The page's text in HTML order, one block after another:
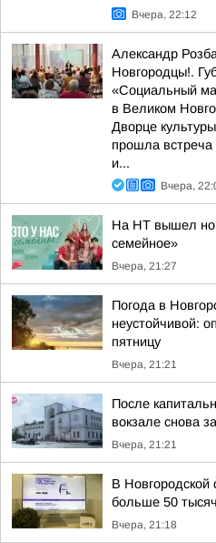
Вчера, 22:12
Александр
Новгородцы!.
«Социальный
в Великом
Дворце
прошла
и...
Вчера,
На НТ вышел
семейное»
Вчера, 21:27
Погода в
неустойчивой:
пятницу
Вчера, 21:21
После
вокзале снова
Вчера, 21:21
В Новгородской
больше 50
Вчера, 21:18